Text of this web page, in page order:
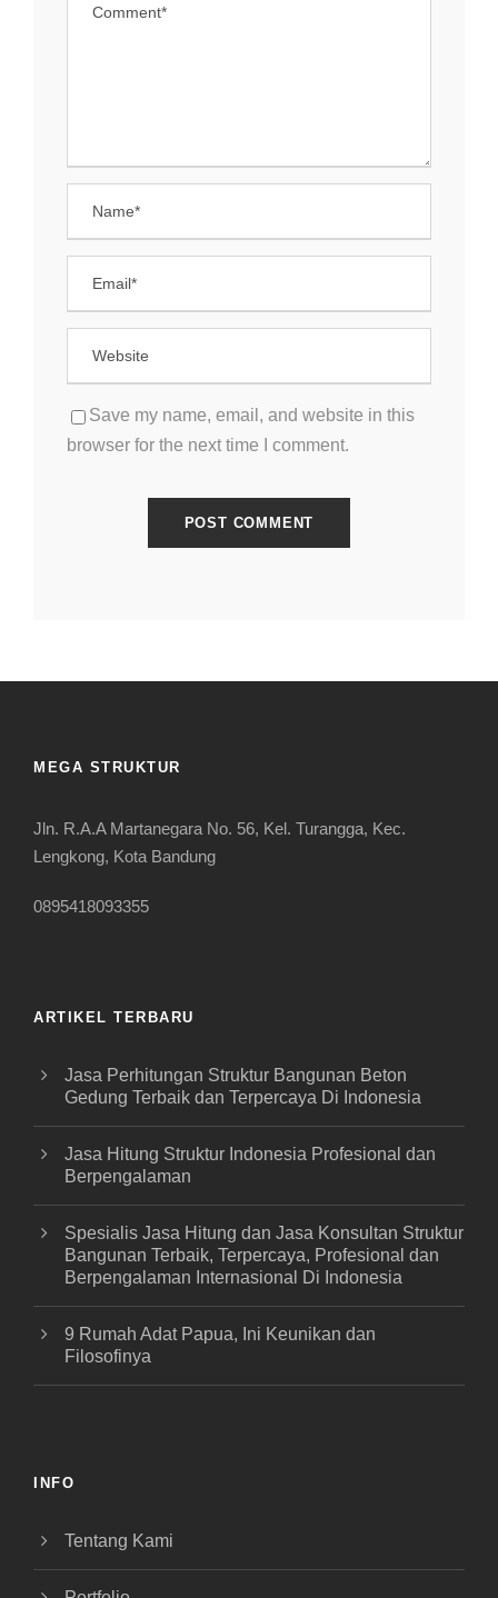
Save my name, email, and website in this
browser for the next time I comment.
MEGA STRUKTUR
Jln. R.A.A Martanegara No. 56, Kel. Turangga, Kec.
Lengkong, Kota Bandung
0895418093355
ARTIKEL TERBARU
Jasa Perhitungan Struktur Bangunan Beton
Gedung Terbaik dan Terpercaya Di Indonesia
Jasa Hitung Struktur Indonesia Profesional dan
Berpengalaman
Spesialis Jasa Hitung dan Jasa Konsultan Struktur
Bangunan Terbaik, Terpercaya, Profesional dan
Berpengalaman Internasional Di Indonesia
9 Rumah Adat Papua, Ini Keunikan dan
Filosofinya
INFO
Tentang Kami